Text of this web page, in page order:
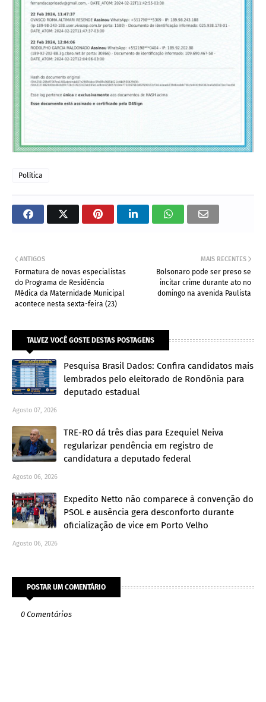
Política
MAIS RECENTES
Bolsonaro pode ser preso se
incitar crime durante ato no
domingo na avenida Paulista
ANTIGOS
Formatura de novas especialistas
do Programa de Residência
Médica da Maternidade Municipal
acontece nesta sexta-feira (23)
TALVEZ VOCÊ GOSTE DESTAS POSTAGENS
Pesquisa Brasil Dados: Confira candidatos mais
lembrados pelo eleitorado de Rondônia para
deputado estadual
Agosto 07, 2026
TRE-RO dá três dias para Ezequiel Neiva
regularizar pendência em registro de
candidatura a deputado federal
Agosto 06, 2026
Expedito Netto não comparece à convenção do
PSOL e ausência gera desconforto durante
oficialização de vice em Porto Velho
Agosto 06, 2026
POSTAR UM COMENTÁRIO
0 Comentários